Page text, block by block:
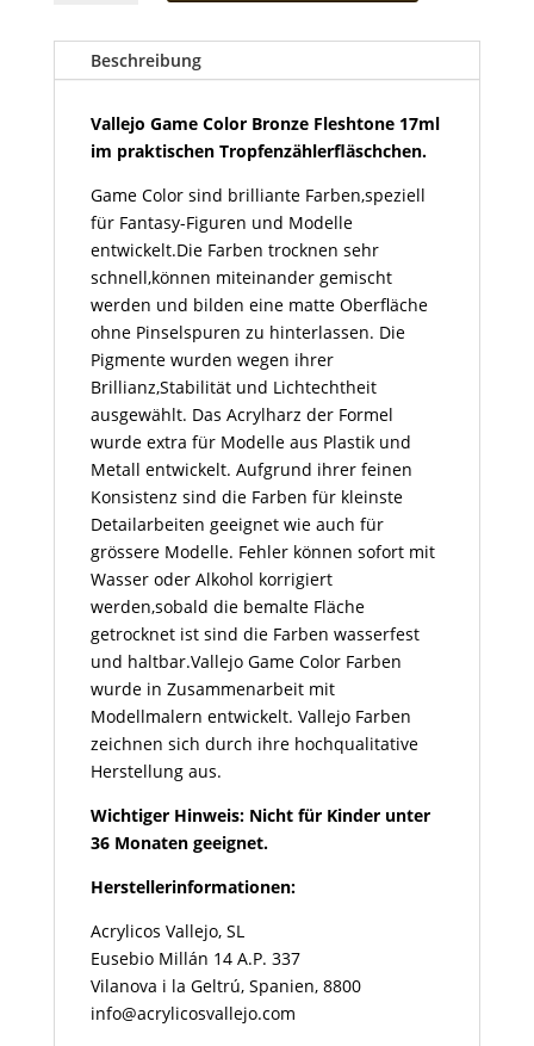
Fleshtone
Menge
Beschreibung
Vallejo Game Color Bronze Fleshtone 17ml
im praktischen Tropfenzählerfläschchen.
Game Color sind brilliante Farben,speziell
für Fantasy-Figuren und Modelle
entwickelt.Die Farben trocknen sehr
schnell,können miteinander gemischt
werden und bilden eine matte Oberfläche
ohne Pinselspuren zu hinterlassen. Die
Pigmente wurden wegen ihrer
Brillianz,Stabilität und Lichtechtheit
ausgewählt. Das Acrylharz der Formel
wurde extra für Modelle aus Plastik und
Metall entwickelt. Aufgrund ihrer feinen
Konsistenz sind die Farben für kleinste
Detailarbeiten geeignet wie auch für
grössere Modelle. Fehler können sofort mit
Wasser oder Alkohol korrigiert
werden,sobald die bemalte Fläche
getrocknet ist sind die Farben wasserfest
und haltbar.Vallejo Game Color Farben
wurde in Zusammenarbeit mit
Modellmalern entwickelt. Vallejo Farben
zeichnen sich durch ihre hochqualitative
Herstellung aus.
Wichtiger Hinweis: Nicht für Kinder unter
36 Monaten geeignet.
Herstellerinformationen:
Acrylicos Vallejo, SL
Eusebio Millán 14 A.P. 337
Vilanova i la Geltrú, Spanien, 8800
info@acrylicosvallejo.com